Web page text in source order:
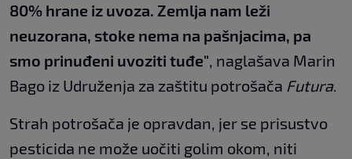
80% hrane iz uvoza. Zemlja nam leži
neuzorana, stoke nema na pašnjacima, pa
smo prinuđeni uvoziti tuđe", naglašava Marin
Bago iz Udruženja za zaštitu potrošača Futura.
Strah potrošača je opravdan, jer se prisustvo
pesticida ne može uočiti golim okom, niti